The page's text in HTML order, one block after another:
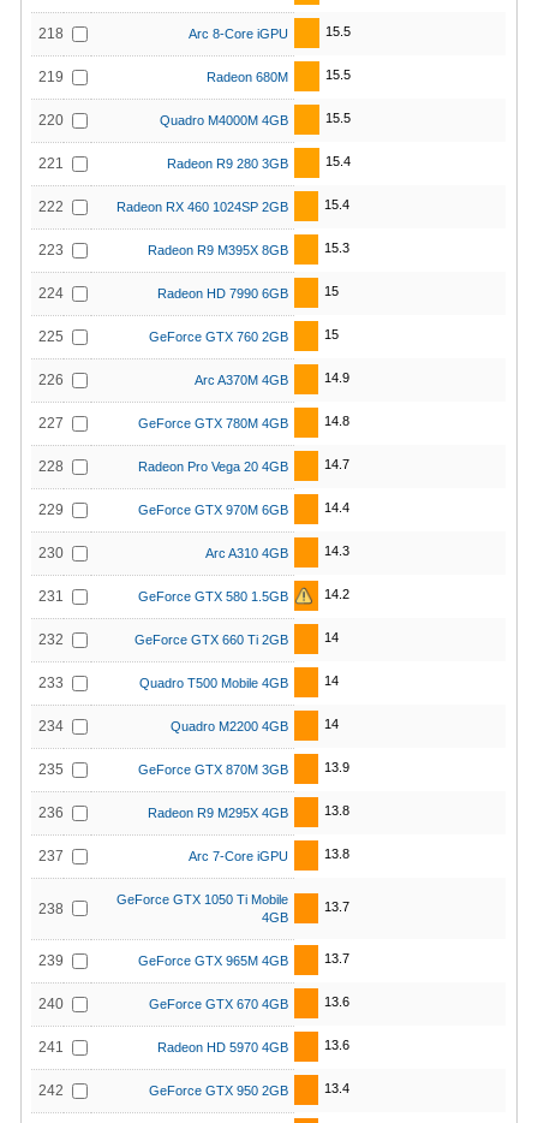
218 Arc 8-Core iGPU 15.5
219 Radeon 680M 15.5
220 Quadro M4000M 4GB 15.5
221 Radeon R9 280 3GB 15.4
222 Radeon RX 460 1024SP 2GB 15.4
223 Radeon R9 M395X 8GB 15.3
224 Radeon HD 7990 6GB 15
225 GeForce GTX 760 2GB 15
226 Arc A370M 4GB 14.9
227 GeForce GTX 780M 4GB 14.8
228 Radeon Pro Vega 20 4GB 14.7
229 GeForce GTX 970M 6GB 14.4
230 Arc A310 4GB 14.3
231 GeForce GTX 580 1.5GB 14.2
232 GeForce GTX 660 Ti 2GB 14
233 Quadro T500 Mobile 4GB 14
234 Quadro M2200 4GB 14
235 GeForce GTX 870M 3GB 13.9
236 Radeon R9 M295X 4GB 13.8
237 Arc 7-Core iGPU 13.8
238
GeForce GTX 1050 Ti Mobile
4GB
13.7
239 GeForce GTX 965M 4GB 13.7
240 GeForce GTX 670 4GB 13.6
241 Radeon HD 5970 4GB 13.6
242 GeForce GTX 950 2GB 13.4